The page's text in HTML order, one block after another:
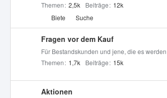
Themen 2,5k Beiträge 12k
n
t
e
r
o
r
Biete Suche
Fragen vor dem Kauf
Für Bestandskunden und jene, die es
Themen
1,7k Beiträge 15k
Aktionen